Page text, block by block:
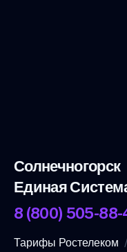
Солнечногорск
Единая
8 (800) 505-88-
Тарифы Ростелеком